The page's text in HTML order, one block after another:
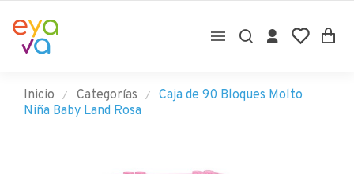

Inicio Categorías
Caja de 90 Bloques Molto
Niña Baby Land Rosa